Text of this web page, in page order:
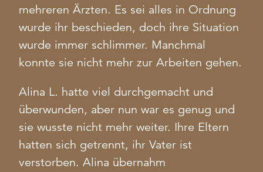
mehreren Ärzten. Es sei alles in Ordnung
wurde ihr beschieden, doch ihre Situation
wurde immer schlimmer. Manchmal
konnte sie nicht mehr zur Arbeiten gehen.
Alina L. hatte viel durchgemacht und
überwunden, aber nun war es genug und
sie wusste nicht mehr weiter. Ihre Eltern
hatten sich getrennt, ihr Vater ist
verstorben. Alina übernahm